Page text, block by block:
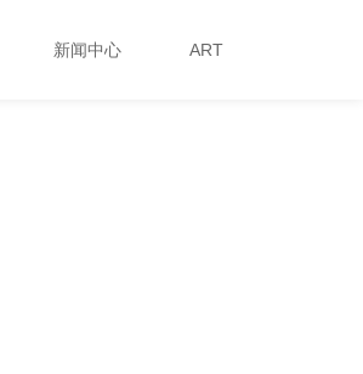
新闻中心 ART